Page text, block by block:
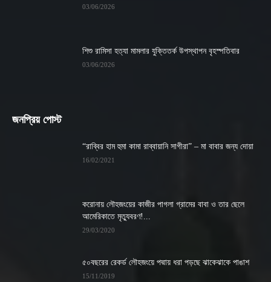
03/06/2026
শিশু রামিসা হত্যা মামলার যুক্তিতর্ক উপস্থাপন বৃহস্পতিবার
03/06/2026
জনপ্রিয় পোস্ট
“রাব্বির হাম হুমা কামা রাব্বায়ানি সাগীরা” – মা বাবার জন্য দোয়া
16/02/2021
করোনায় লৌহজংয়ের কাজীর পাগলা গ্রামের বাবা ও তার ছেলে
আমেরিকাতে মৃত্যুবরণ!...
29/03/2020
৫০বছরের রেকর্ড লৌহজংয়ে পদ্মায় ধরা পড়ছে ঝাকেঝাকে পাঙাশ
15/11/2019